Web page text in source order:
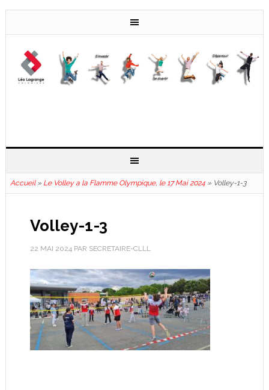
Accueil» Le Volley a la Flamme Olympique, le 17 Mai 2024» Volley-1-3
Volley-1-3
22 MAI 2024PAR SECRETAIRE-CLLL